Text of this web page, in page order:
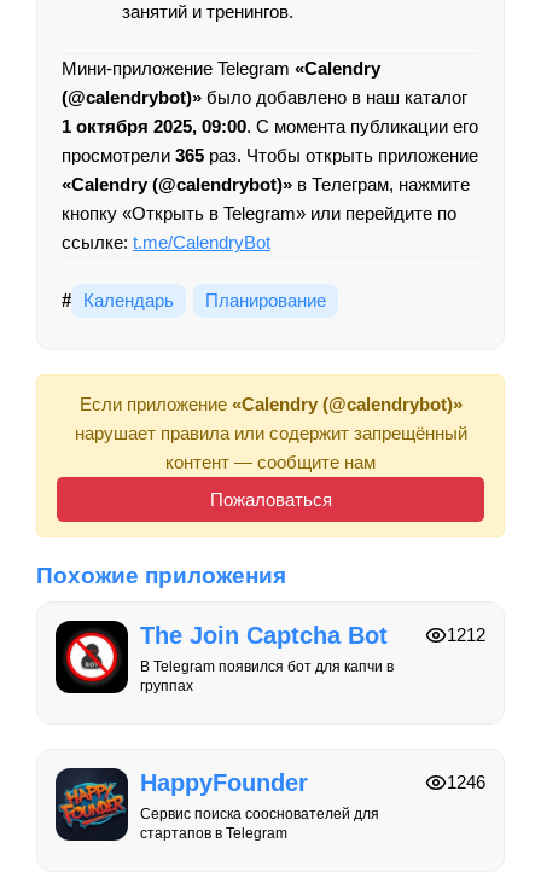
занятий и тренингов.
Мини-приложение Telegram «Calendry
(@calendrybot)» было добавлено в наш каталог
1 октября 2025, 09:00. С момента публикации его
просмотрели 365 раз. Чтобы открыть приложение
«Calendry (@calendrybot)» в Телеграм, нажмите
кнопку «Открыть в Telegram» или перейдите по
ссылке: t.me/CalendryBot
# Календарь Планирование
Если приложение «Calendry (@calendrybot)»
нарушает правила или содержит запрещённый
контент — сообщите нам
Пожаловаться
Похожие приложения
The Join Captcha Bot
В Telegram появился бот для капчи в
группах
1212
HappyFounder
Сервис поиска сооснователей для
стартапов в Telegram
1246